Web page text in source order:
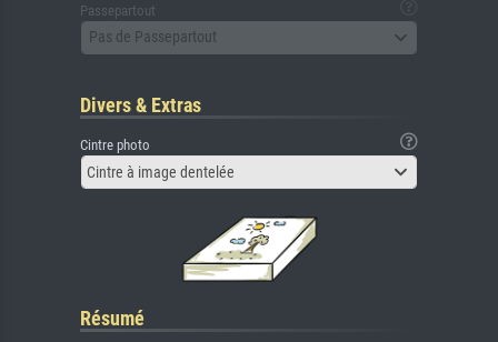
Passepartout
Pas de Passepartout
Divers & Extras
Cintre photo
Cintre à image dentelée
Résumé